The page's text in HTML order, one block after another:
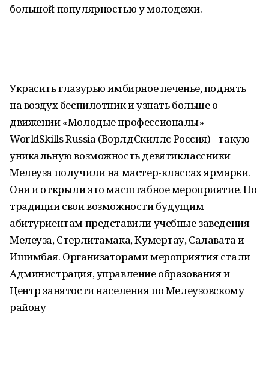
большой популярностью у молодежи.
Украсить глазурью имбирное печенье, поднять
на воздух беспилотник и узнать больше о
движении «Молодые профессионалы»-
WorldSkills Russia (ВорлдСкиллс Россия) - такую
уникальную возможность девятиклассники
Мелеуза получили на мастер-классах ярмарки.
Они и открыли это масштабное мероприятие. По
традиции свои возможности будущим
абитуриентам представили учебные заведения
Мелеуза, Стерлитамака, Кумертау, Салавата и
Ишимбая. Организаторами мероприятия стали
Администрация, управление образования и
Центр занятости населения по Мелеузовскому
району